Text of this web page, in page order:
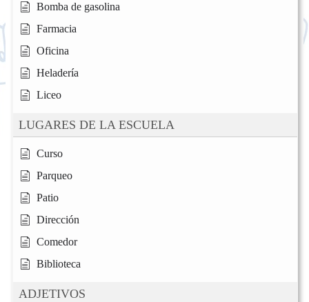
Bomba de gasolina
Farmacia
Oficina
Heladería
Liceo
LUGARES DE LA ESCUELA
Curso
Parqueo
Patio
Dirección
Comedor
Biblioteca
ADJETIVOS